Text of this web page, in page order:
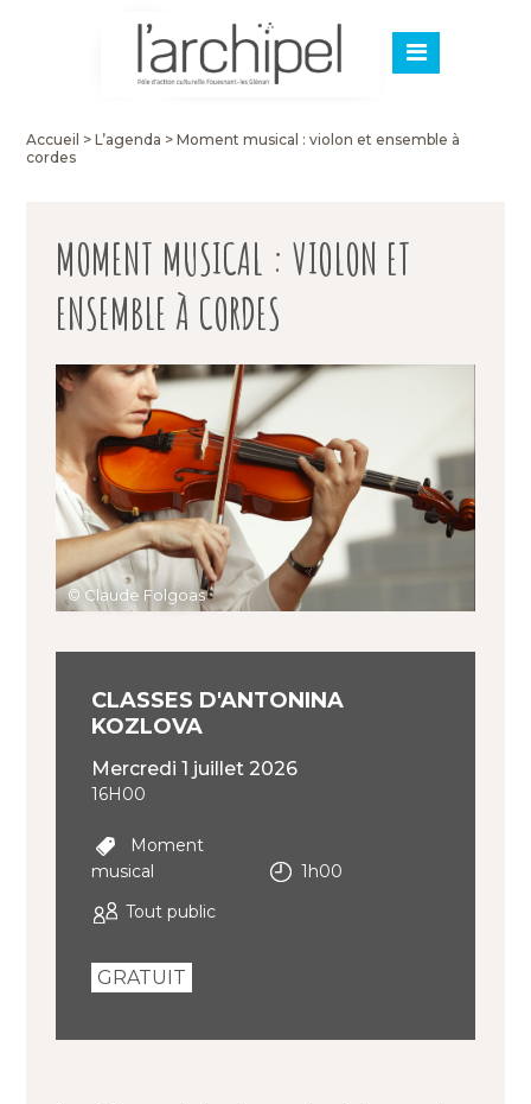
Accueil >L’agenda >Moment musical : violon et ensemble à
cordes
MOMENT MUSICAL : VIOLON ET
ENSEMBLE À CORDES
© Claude Folgoas
CLASSES D'ANTONINA
KOZLOVA
mercredi 1 juillet 2026
16H00
Moment
musical
1h00
Tout public
GRATUIT